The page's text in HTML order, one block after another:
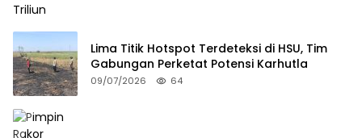
Lima Titik Hotspot Terdeteksi di HSU, Tim
Gabungan Perketat Potensi Karhutla
09/07/2026 64